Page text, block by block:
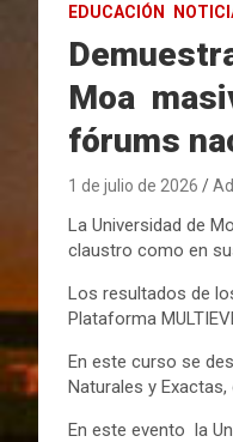
EDUCACIÓN
Moa
fórums
1 de julio de 2026
La Universidad de
claustro como en
Los resultados de
Plataforma
En este curso se
Naturales y Exactas,
En este evento la